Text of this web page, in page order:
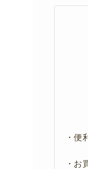
・便
・お